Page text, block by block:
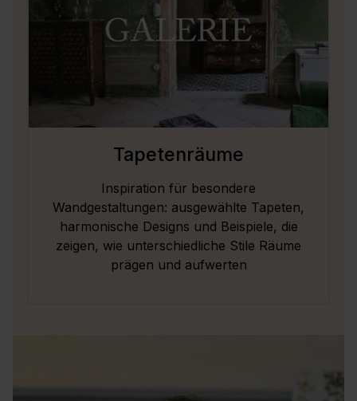
Tapetenräume
Inspiration für besondere
Wandgestaltungen: ausgewählte Tapeten,
harmonische Designs und Beispiele, die
zeigen, wie unterschiedliche Stile Räume
prägen und aufwerten